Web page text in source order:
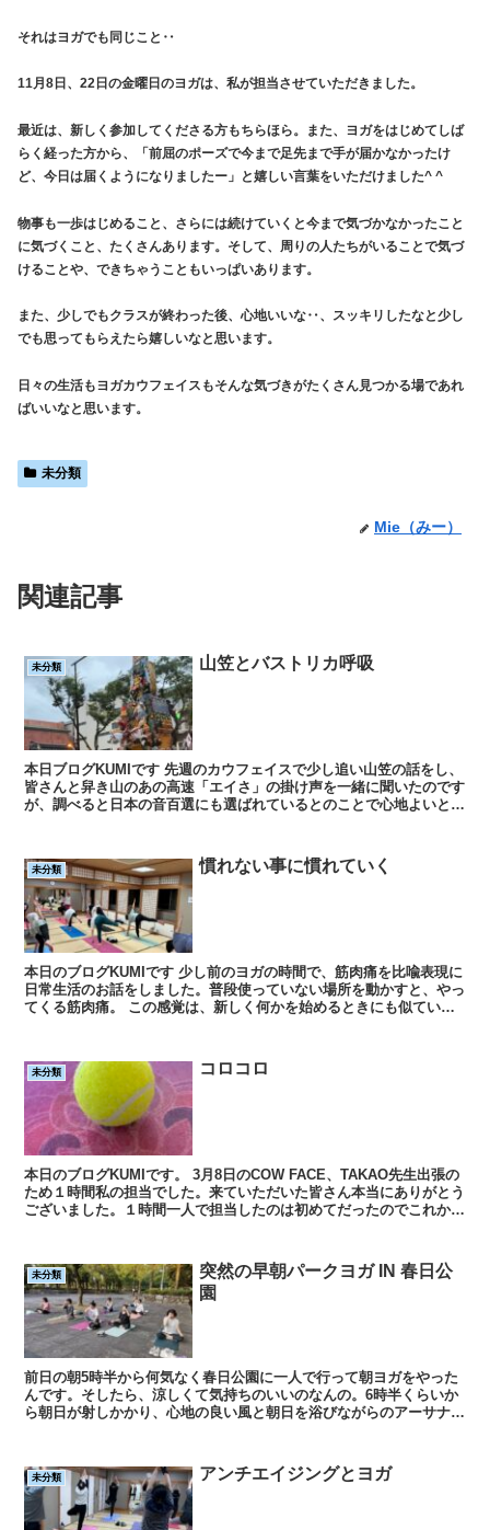
それはヨガでも同じこと‥
11月8日、22日の金曜日のヨガは、私が担当させていただきました。
最近は、新しく参加してくださる方もちらほら。また、ヨガをはじめてしば
らく経った方から、「前屈のポーズで今まで足先まで手が届かなかったけ
ど、今日は届くようになりましたー」と嬉しい言葉をいただけました^ ^
物事も一歩はじめること、さらには続けていくと今まで気づかなかったこと
に気づくこと、たくさんあります。そして、周りの人たちがいることで気づ
けることや、できちゃうこともいっぱいあります。
また、少しでもクラスが終わった後、心地いいな‥、スッキリしたなと少し
でも思ってもらえたら嬉しいなと思います。
日々の生活もヨガカウフェイスもそんな気づきがたくさん見つかる場であれ
ばいいなと思います。
未分類
Mie（みー）
関連記事
未分類 山笠とバストリカ呼吸
本日ブログKUMIです 先週のカウフェイスで少し追い山笠の話をし、
皆さんと舁き山のあの高速「エイさ」の掛け声を一緒に聞いたのです
が、調べると日本の音百選にも選ばれているとのことで心地よいと感
未分類 慣れない事に慣れていく
本日のブログKUMIです 少し前のヨガの時間で、筋肉痛を比喩表現に
日常生活のお話をしました。普段使っていない場所を動かすと、やっ
てくる筋肉痛。 この感覚は、新しく何かを始めるときにも似ていて
未分類 コロコロ
本日のブログKUMIです。 3月8日のCOW FACE、TAKAO先生出張の
ため１時間私の担当でした。来ていただいた皆さん本当にありがとう
ございました。１時間一人で担当したのは初めてだったのでこれから
未分類
突然の早朝パークヨガ IN 春日公
園
前日の朝5時半から何気なく春日公園に一人で行って朝ヨガをやった
んです。そしたら、涼しくて気持ちのいいのなんの。6時半くらいか
ら朝日が射しかかり、心地の良い風と朝日を浴びながらのアーサナと
未分類 アンチエイジングとヨガ